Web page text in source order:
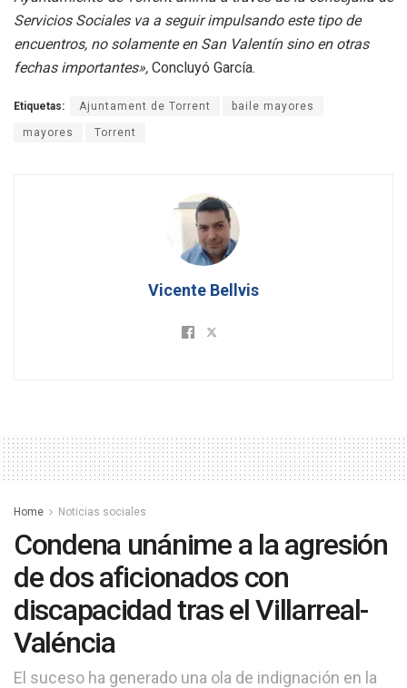
Servicios Sociales va a seguir impulsando este tipo de
encuentros, no solamente en San Valentín sino en otras
fechas importantes», Concluyó García.
Etiquetas: Ajuntament de Torrent baile mayores
mayores Torrent
Vicente Bellvis
Home Noticias sociales
Condena unánime a la agresión
de dos aficionados con
discapacidad tras el Villarreal-
Valéncia
El suceso ha generado una ola de indignación en la